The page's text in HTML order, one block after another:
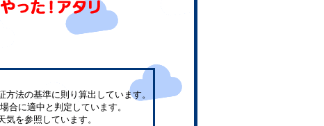
法の基準に則り算出しています。
合に適中と判定しています。
気を参照しています。